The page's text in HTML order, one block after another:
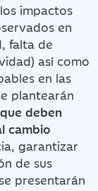
impactos
en
falta de
así como
en las
plantearán
deben
cambio
garantizar
de sus
presentarán